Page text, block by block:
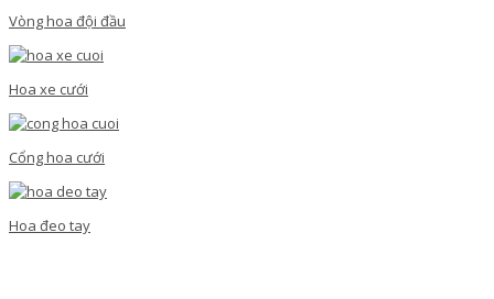
Vòng hoa đội đầu
Hoa xe cưới
Cổng hoa cưới
Hoa đeo tay